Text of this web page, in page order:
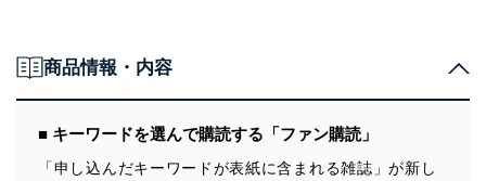
商品情報・内容
■ キーワードを選んで購読する「ファン購読」
「申し込んだキーワードが表紙に含まれる雑誌」が新し